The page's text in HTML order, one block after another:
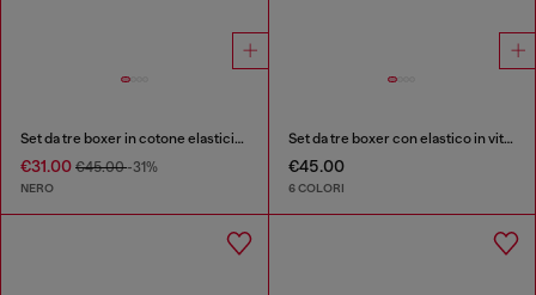
Set da tre boxer in cotone elasticizzato jacquard
€31.00 €45.00-31%
NERO
Set da tre boxer con elastico in vita con logo all-over
€45.00
6 COLORI